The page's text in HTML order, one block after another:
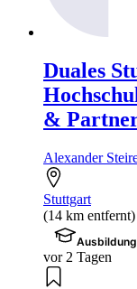
Duales
&
Alexander
Stuttgart
(14 km entfernt)
vor 2 Tagen